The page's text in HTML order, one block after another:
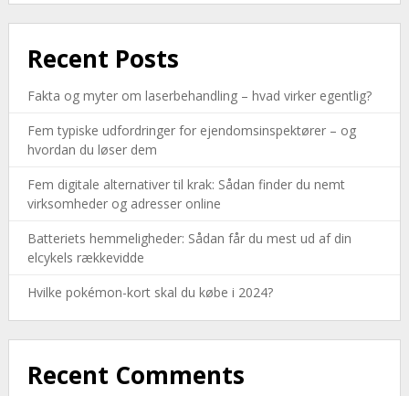
Recent Posts
Fakta og myter om laserbehandling – hvad virker egentlig?
Fem typiske udfordringer for ejendomsinspektører – og
hvordan du løser dem
Fem digitale alternativer til krak: Sådan finder du nemt
virksomheder og adresser online
Batteriets hemmeligheder: Sådan får du mest ud af din
elcykels rækkevidde
Hvilke pokémon-kort skal du købe i 2024?
Recent Comments